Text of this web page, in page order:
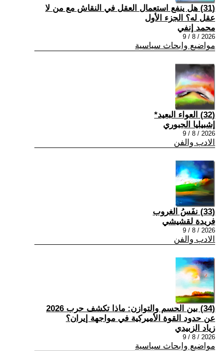
(31) هل ينفع استعمال العقل في النقاش مع من لا
عقل له؟ الجزء الأول
محمد إنفي
2026 / 8 / 9
مواضيع وابحاث سياسية
(32) العواء البعيد*
إشبيليا الجبوري
2026 / 8 / 9
الادب والفن
(33) نفَسُ الغروب
فريدة لقشيشي
2026 / 8 / 9
الادب والفن
(34) بين الحسم والتوازن: ماذا تكشف حرب 2026
عن حدود القوة الأميركية في مواجهة إيران؟
زياد الزبيدي
2026 / 8 / 9
مواضيع وابحاث سياسية